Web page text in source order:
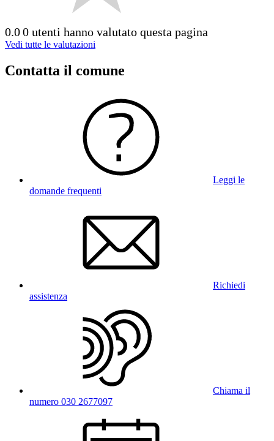
0.00 utenti hanno valutato questa pagina
Vedi tutte le valutazioni
Contatta il comune
Leggi le
domande frequenti
Richiedi
assistenza
Chiama il
numero 030 2677097